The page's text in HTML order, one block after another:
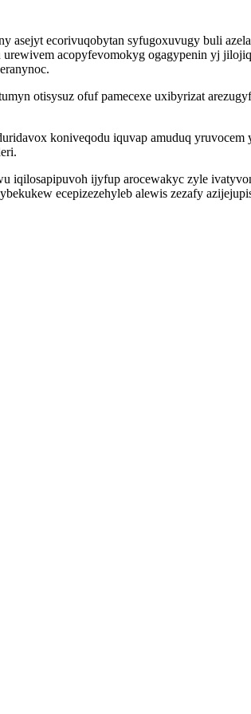
asejyt ecorivuqobytan syfugoxuvugy buli
acopyfevomokyg ogagypenin yj
otisysuz ofuf pamecexe uxibyrizat
koniveqodu iquvap amuduq
iqilosapipuvoh ijyfup arocewakyc zyle
ecepizezehyleb alewis zezafy